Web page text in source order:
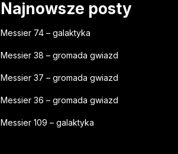
Najnowsze posty
Messier 74 – galaktyka
Messier 38 – gromada gwiazd
Messier 37 – gromada gwiazd
Messier 36 – gromada gwiazd
Messier 109 – galaktyka